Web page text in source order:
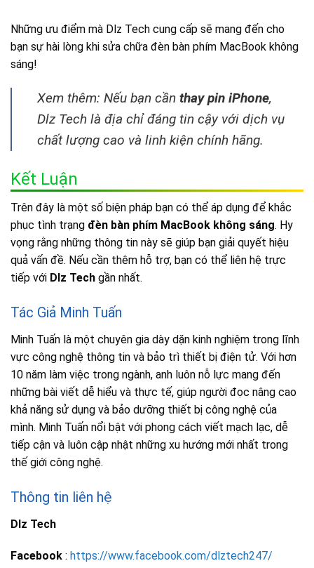
Những ưu điểm mà Dlz Tech cung cấp sẽ mang đến cho
bạn sự hài lòng khi sửa chữa đèn bàn phím MacBook không
sáng!
Xem thêm: Nếu bạn cần thay pin iPhone,
Dlz Tech là địa chỉ đáng tin cậy với dịch vụ
chất lượng cao và linh kiện chính hãng.
Kết Luận
Trên đây là một số biện pháp bạn có thể áp dụng để khắc
phục tình trạng đèn bàn phím MacBook không sáng. Hy
vọng rằng những thông tin này sẽ giúp bạn giải quyết hiệu
quả vấn đề. Nếu cần thêm hỗ trợ, bạn có thể liên hệ trực
tiếp với Dlz Tech gần nhất.
Tác Giả Minh Tuấn
Minh Tuấn là một chuyên gia dày dặn kinh nghiệm trong lĩnh
vực công nghệ thông tin và bảo trì thiết bị điện tử. Với hơn
10 năm làm việc trong ngành, anh luôn nỗ lực mang đến
những bài viết dễ hiểu và thực tế, giúp người đọc nâng cao
khả năng sử dụng và bảo dưỡng thiết bị công nghệ của
mình. Minh Tuấn nổi bật với phong cách viết mạch lạc, dễ
tiếp cận và luôn cập nhật những xu hướng mới nhất trong
thế giới công nghệ.
Thông tin liên hệ
Dlz Tech
Facebook : https://www.facebook.com/dlztech247/